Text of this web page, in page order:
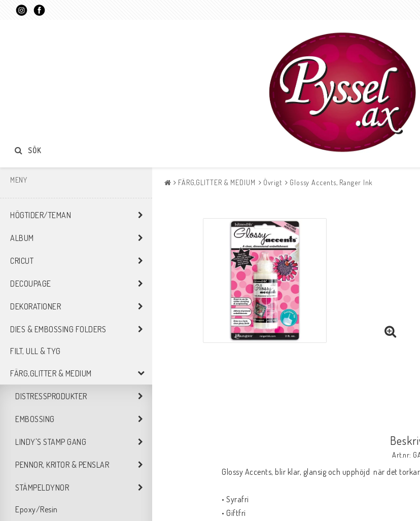
SÖK
MENY
HÖGTIDER/TEMAN
ALBUM
CRICUT
DECOUPAGE
DEKORATIONER
DIES & EMBOSSING FOLDERS
FILT, ULL & TYG
FÄRG,GLITTER & MEDIUM
DISTRESSPRODUKTER
EMBOSSING
LINDY'S STAMP GANG
PENNOR, KRITOR & PENSLAR
STÄMPELDYNOR
Epoxy/Resin
FÄRG,GLITTER & MEDIUM Övrigt Glossy Accents, Ranger Ink
Art.nr:
Glossy Accents, blir klar, glansig och upphöjd  när det torkar.
• Syrafri
• Giftfri